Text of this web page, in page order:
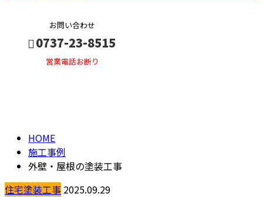
お問い合わせ
0737-23-8515
営業電話お断り
HOME
施工事例
外壁・屋根の塗装工事
住宅塗装工事 2025.09.29